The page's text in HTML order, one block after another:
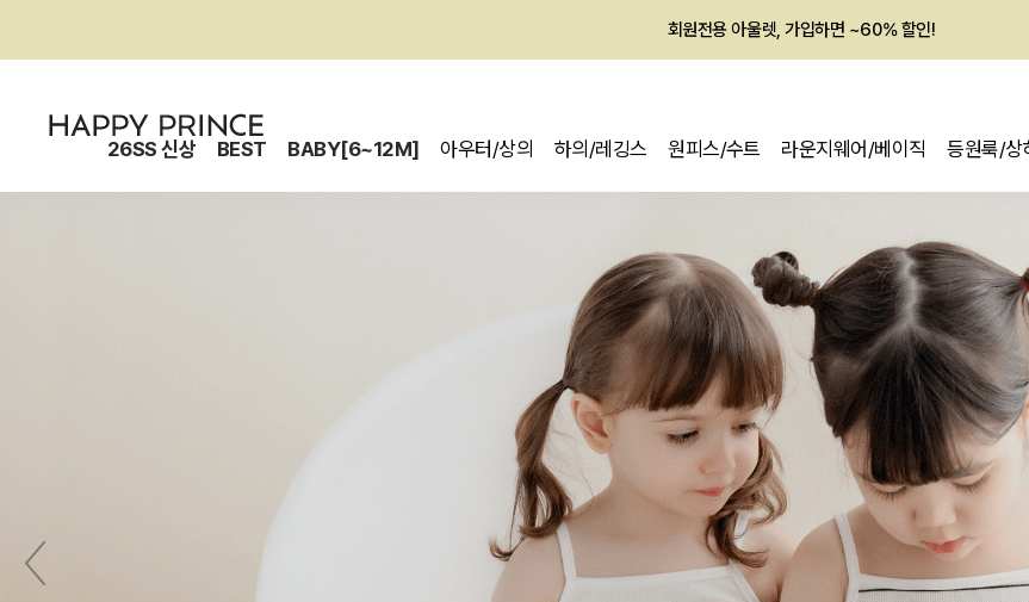
멤버십 최대 28,000원 혜택
26SS 신상 BEST BABY[6~12M] 아우터/상의 하의/레깅스 원피스/수트 라운지웨어/베이직 등원룩/상